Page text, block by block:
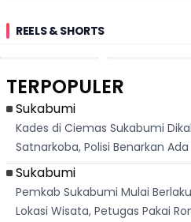
REELS & SHORTS
Pantai
Cikembang,
Dari
Palabuhanratu
TERPOPULER
Sukabumi
Kades di Ciemas Sukabumi
Satnarkoba, Polisi Benarkan
Sukabumi
Pemkab Sukabumi Mulai
Lokasi Wisata, Petugas Pakai